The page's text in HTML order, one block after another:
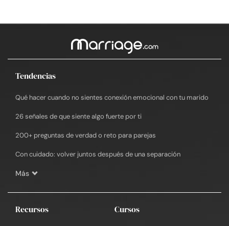
Tendencias
Qué hacer cuando no sientes conexión emocional con tu marido
26 señales de que siente algo fuerte por ti
200+ preguntas de verdad o reto para parejas
Con cuidado: volver juntos después de una separación
Más
Recursos Cursos